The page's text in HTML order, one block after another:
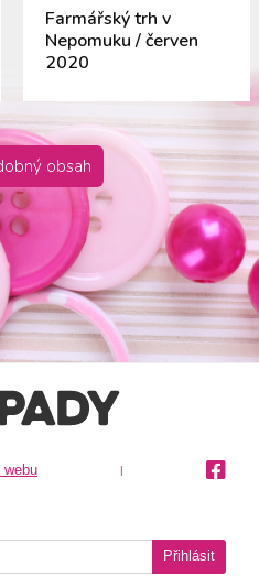
Farmářský trh v
Nepomuku / červen
2020
obsah
webu |
Přihlásit